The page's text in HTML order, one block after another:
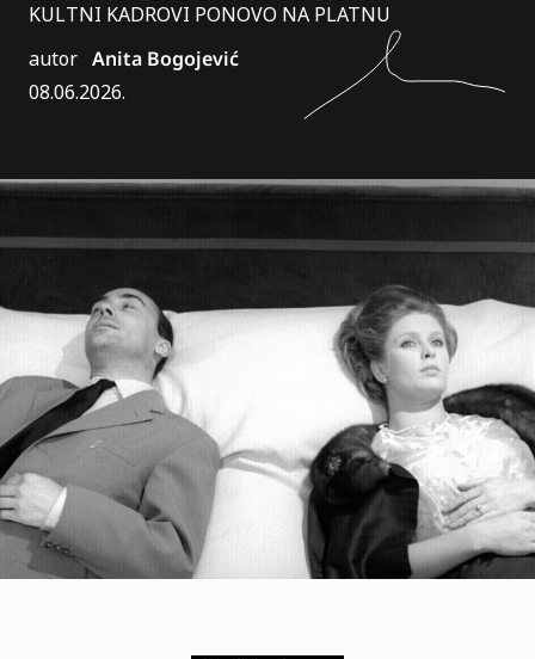
KULTNI KADROVI PONOVO NA PLATNU
autor Anita Bogojević
08.06.2026.